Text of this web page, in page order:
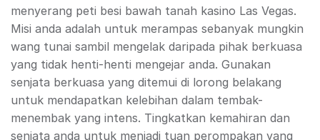
menyerang peti besi bawah tanah kasino Las Vegas.
Misi anda adalah untuk merampas sebanyak mungkin
wang tunai sambil mengelak daripada pihak berkuasa
yang tidak henti-henti mengejar anda. Gunakan
senjata berkuasa yang ditemui di lorong belakang
untuk mendapatkan kelebihan dalam tembak-
menembak yang intens. Tingkatkan kemahiran dan
senjata anda untuk menjadi tuan perompakan yang